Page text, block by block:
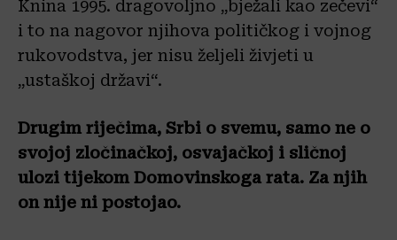
Knina 1995. dragovoljno „bježali kao zečevi“
i to na nagovor njihova političkog i vojnog
rukovodstva, jer nisu željeli živjeti u
„ustaškoj državi“.
Drugim riječima, Srbi o svemu, samo ne o
svojoj zločinačkoj, osvajačkoj i sličnoj
ulozi tijekom Domovinskoga rata. Za njih
on nije ni postojao.